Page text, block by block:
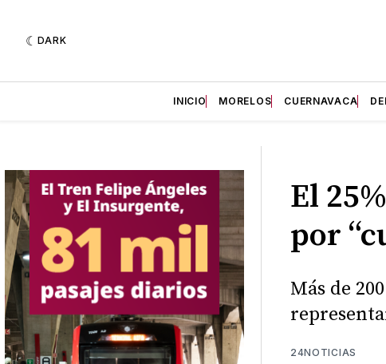
DARK
INICIO MORELOS CUERNAVACA
El
por
Más de
24NOTICIAS